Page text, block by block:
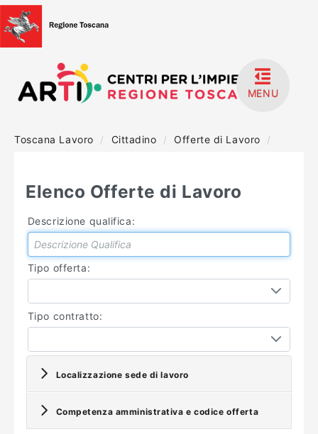
MENU
HOME
MANUALISTICA
Toscana Lavoro / Cittadino / Offerte di Lavoro /
Elenco Offerte di Lavoro
Descrizione qualifica:
Tipo offerta:
Tipo contratto:
Localizzazione sede di lavoro
Competenza amministrativa e codice offerta